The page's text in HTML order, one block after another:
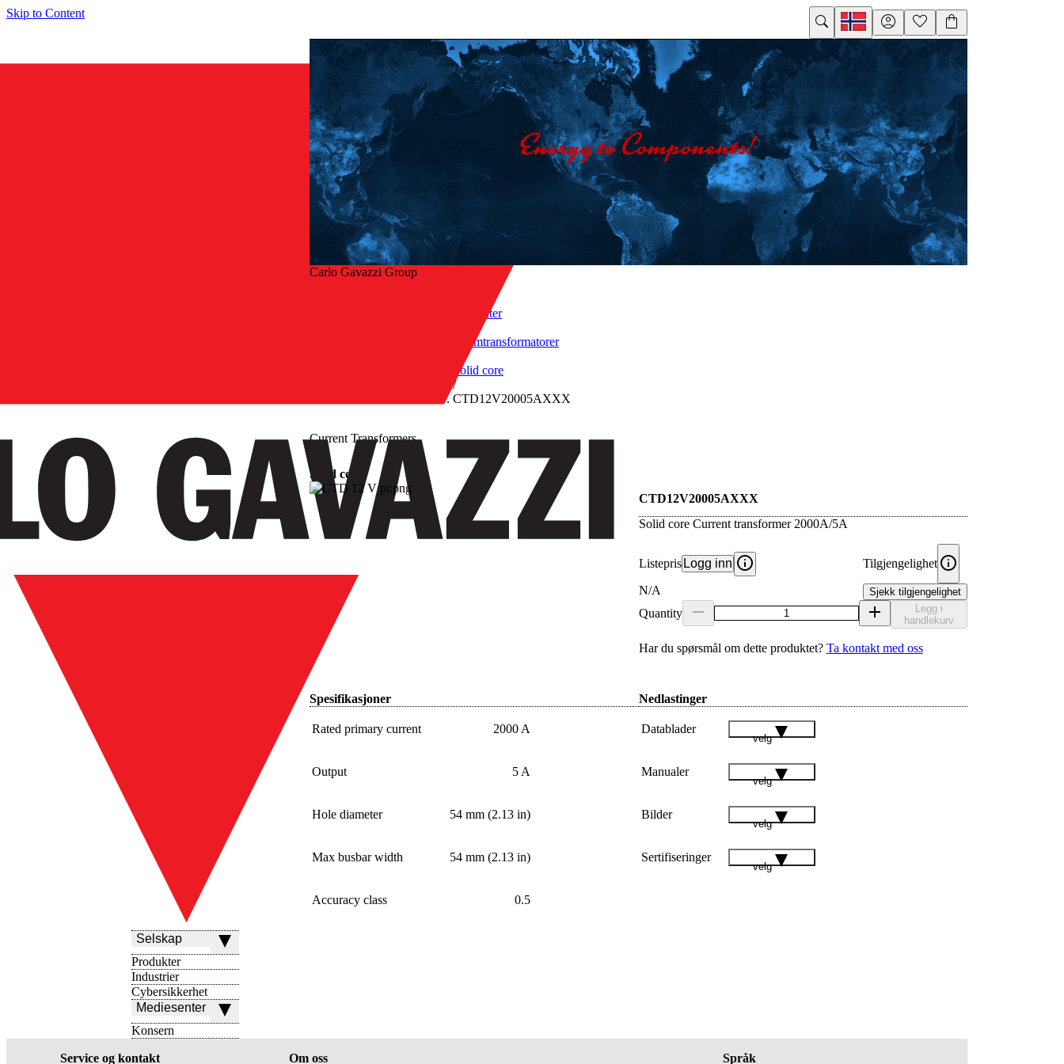
Skip to Content
Selskap
Produkter
Industrier
Cybersikkerhet
Mediesenter
Konsern
Carlo Gavazzi Group
Produkter
Strømtransformatorer
Solid core
/
CTD12V20005AXXX
Current Transformers
Solid core
CTD12V20005AXXX
Solid core Current transformer 2000A/5A
Listepris Logg inn
N/A
Tilgjengelighet
Sjekk tilgjengelighet
Quantity
Legg i
handlekurv
Har du spørsmål om dette produktet? Ta kontakt med oss
Spesifikasjoner
Rated primary current 2000 A
Output 5 A
Hole diameter 54 mm (2.13 in)
Max busbar width 54 mm (2.13 in)
Accuracy class 0.5
Nedlastinger
Datablader
velg
Manualer
velg
Bilder
velg
Sertifiseringer
velg
Service og kontakt Om oss Språk